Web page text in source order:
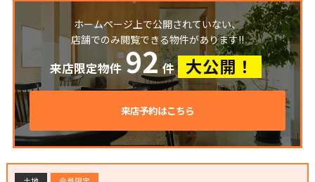
ホームページ上で公開されていない、
店舗でのみ閲覧できる物件があります!!
来店限定物件 92 件 大公開！
来店予約はこちら